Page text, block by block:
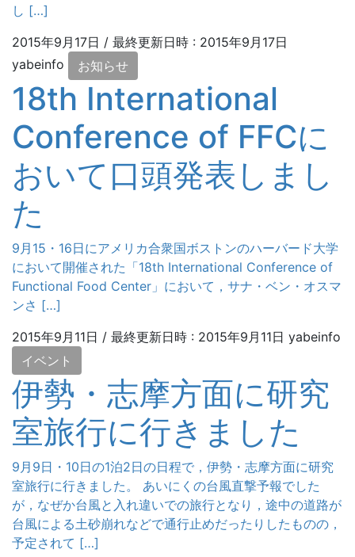
し […]
2015年9月17日 / 最終更新日時 : 2015年9月17日
yabeinfo
お知らせ
18th International
Conference of FFCに
おいて口頭発表しまし
た
9月15・16日にアメリカ合衆国ボストンのハーバード大学
において開催された「18th International Conference of
Functional Food Center」において，サナ・ベン・オスマ
ンさ […]
2015年9月11日 / 最終更新日時 : 2015年9月11日 yabeinfo
イベント
伊勢・志摩方面に研究
室旅行に行きました
9月9日・10日の1泊2日の日程で，伊勢・志摩方面に研究
室旅行に行きました。 あいにくの台風直撃予報でした
が，なぜか台風と入れ違いでの旅行となり，途中の道路が
台風による土砂崩れなどで通行止めだったりしたものの，
予定されて […]